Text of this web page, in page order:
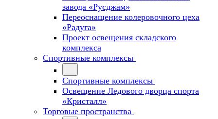
завода «Русджам»
Переоснащение колеровочного цеха
«Радуга»
Проект освещения складского
комплекса
Спортивные комплексы
Спортивные комплексы
Освещение Ледового дворца спорта
«Кристалл»
Торговые пространства